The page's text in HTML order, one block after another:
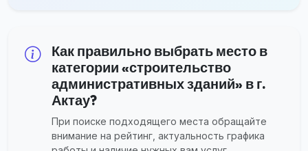
Как правильно выбрать место в
категории «строительство
административных зданий» в г.
Актау?
При поиске подходящего места обращайте
внимание на рейтинг, актуальность графика